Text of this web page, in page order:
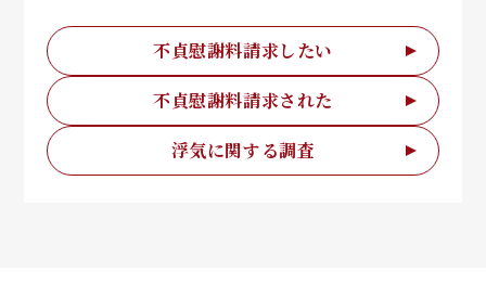
不貞慰謝料請求したい
不貞慰謝料請求された
浮気に関する調査